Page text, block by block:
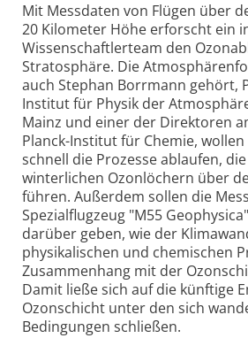
Mit Messdaten von Flügen über
20 Kilometer Höhe erforscht ein
Wissenschaftlerteam den
Stratosphäre. Die
auch Stephan Borrmann gehört,
Institut für Physik der
Mainz und einer der Direktoren
Planck-Institut für Chemie,
schnell die Prozesse ablaufen,
winterlichen Ozonlöchern über
führen. Außerdem sollen die
Spezialflugzeug "M55
darüber geben, wie der
physikalischen und chemischen
Zusammenhang mit der
Damit ließe sich auf die künftige
Ozonschicht unter den sich
Bedingungen schließen.